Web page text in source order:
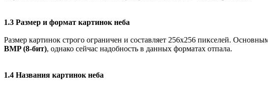
1.3 Размер и формат картинок неба
Размер картинок строго ограничен и составляет 256х256 пикселей.
BMP (8-бит), однако сейчас надобность в данных форматах отпала.
1.4 Названия картинок неба